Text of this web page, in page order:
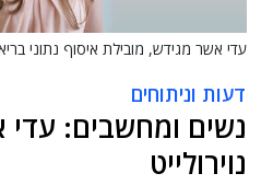
עדי אשר מגידש, מובילת איסוף נתוני
דעות וניתוחים
נשים ומחשבים:
נוירולייט